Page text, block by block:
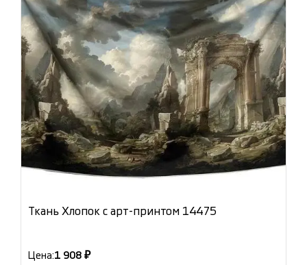
Ткань Хлопок с арт-принтом 14475
Цена:1 908 ₽